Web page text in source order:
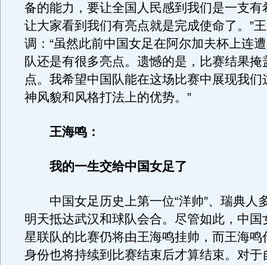
备的能力，要让全国人民感到我们是一支有
让大家看到我们有亮点就是完成使命了。”
调：“虽然此前中国女足在阿尔加夫杯上连
队还是有很多亮点。遗憾的是，比赛结果掩
点。我希望中国队能在这场比赛中展现我们
神风貌和风格打法上的优势。”
王海鸣：
我的一生交给中国女足了
中国女足历史上第一位“洋帅”、瑞典人
明天抵达武汉和球队会合。尽管如此，中国
星联队的比赛仍将由王海鸣挂帅，而王海鸣
身份也将持续到比赛结束后才算结束。对于